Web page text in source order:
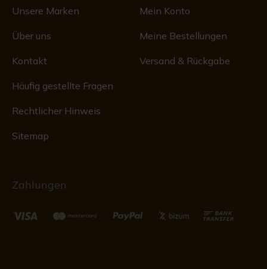
Unsere Marken
Über uns
Kontakt
Häufig gestellte Fragen
Rechtlicher Hinweis
Sitemap
Mein Konto
Meine Bestellungen
Versand & Rückgabe
Zahlungen